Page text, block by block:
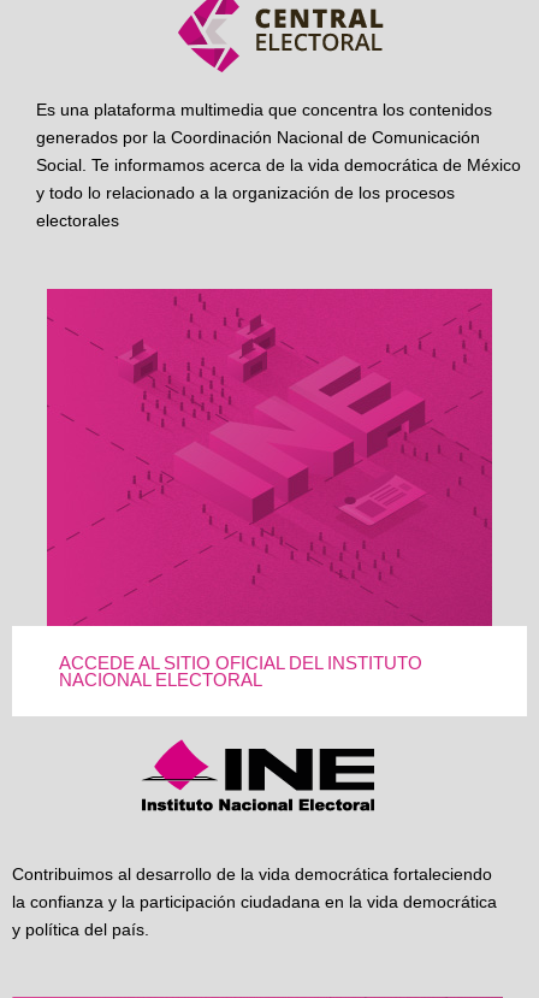
Es una plataforma multimedia que concentra los contenidos
generados por la Coordinación Nacional de Comunicación
Social. Te informamos acerca de la vida democrática de México
y todo lo relacionado a la organización de los procesos
electorales
ACCEDE AL SITIO OFICIAL DEL INSTITUTO
NACIONAL ELECTORAL
Contribuimos al desarrollo de la vida democrática fortaleciendo
la confianza y la participación ciudadana en la vida democrática
y política del país.